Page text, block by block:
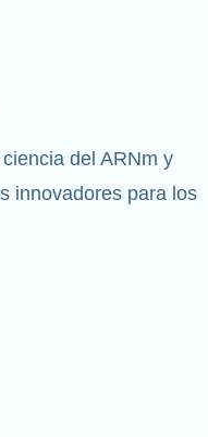
del ARNm y
innovadores para los